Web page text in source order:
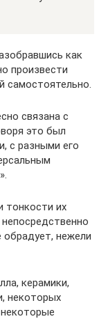
как
произвести
самостоятельно.
связана с
это был
с разными его
тонкости их
обрадует, нежели
керамики,
некоторых